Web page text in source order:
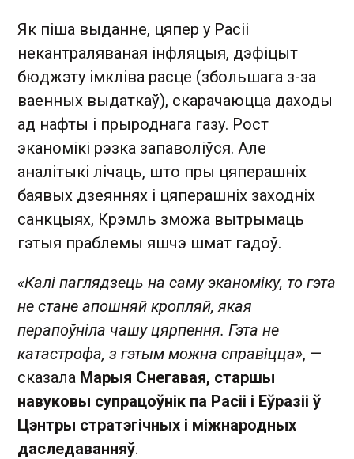
Як піша выданне, цяпер у Расіі
некантраляваная інфляцыя, дэфіцыт
бюджэту імкліва расце (збольшага з-за
ваенных выдаткаў), скарачаюцца даходы
ад нафты і прыроднага газу. Рост
эканомікі рэзка запаволіўся. Але
аналітыкі лічаць, што пры цяперашніх
баявых дзеяннях і цяперашніх заходніх
санкцыях, Крэмль зможа вытрымаць
гэтыя праблемы яшчэ шмат гадоў.
«Калі паглядзець на саму эканоміку, то гэта
не стане апошняй кропляй, якая
перапоўніла чашу цярпення. Гэта не
катастрофа, з гэтым можна справіцца», —
сказала Марыя Снегавая, старшы
навуковы супрацоўнік па Расіі і Еўразіі ў
Цэнтры стратэгічных і міжнародных
даследаванняў.